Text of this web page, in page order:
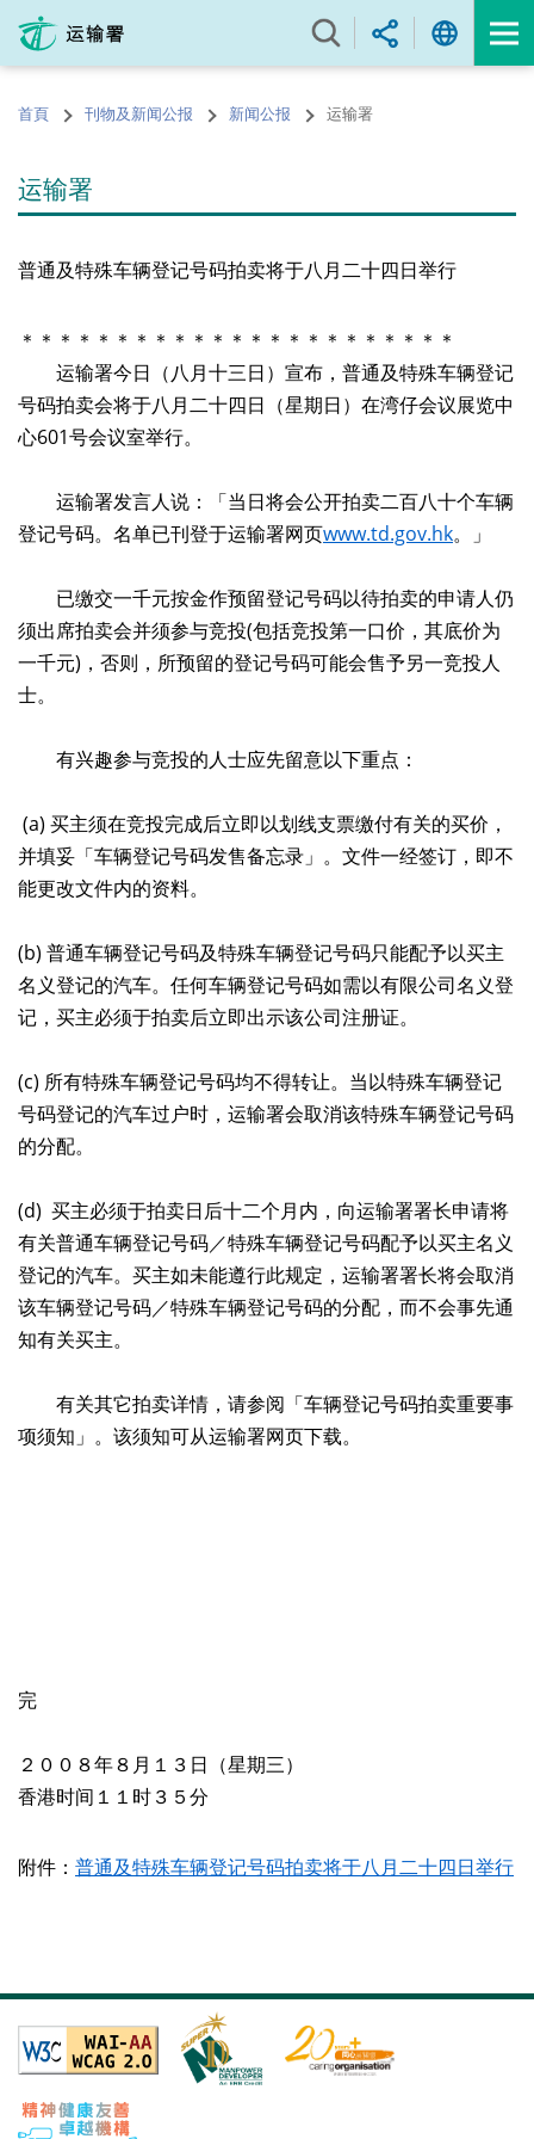
内
的首頁 刊物及新闻公报 新闻公报 运输署
运输署
普通及特殊车辆登记号码拍卖将于八月二十四日举行
＊＊＊＊＊＊＊＊＊＊＊＊＊＊＊＊＊＊＊＊＊＊＊
运输署今日（八月十三日）宣布，普通及特殊车辆登记
号码拍卖会将于八月二十四日（星期日）在湾仔会议展览中
心601号会议室举行。
运输署发言人说：「当日将会公开拍卖二百八十个车辆
登记号码。名单已刊登于运输署网页www.td.gov.hk。」
已缴交一千元按金作预留登记号码以待拍卖的申请人仍
须出席拍卖会并须参与竞投(包括竞投第一口价，其底价为
一千元)，否则，所预留的登记号码可能会售予另一竞投人
士。
有兴趣参与竞投的人士应先留意以下重点：
(a) 买主须在竞投完成后立即以划线支票缴付有关的买价，
并填妥「车辆登记号码发售备忘录」。文件一经签订，即不
能更改文件内的资料。
(b) 普通车辆登记号码及特殊车辆登记号码只能配予以买主
名义登记的汽车。任何车辆登记号码如需以有限公司名义登
记，买主必须于拍卖后立即出示该公司注册证。
(c) 所有特殊车辆登记号码均不得转让。当以特殊车辆登记
号码登记的汽车过户时，运输署会取消该特殊车辆登记号码
的分配。
(d) 买主必须于拍卖日后十二个月内，向运输署署长申请将
有关普通车辆登记号码／特殊车辆登记号码配予以买主名义
登记的汽车。买主如未能遵行此规定，运输署署长将会取消
该车辆登记号码／特殊车辆登记号码的分配，而不会事先通
知有关买主。
有关其它拍卖详情，请参阅「车辆登记号码拍卖重要事
项须知」。该须知可从运输署网页下载。
完
２００８年８月１３日（星期三）
香港时间１１时３５分
附件： 普通及特殊车辆登记号码拍卖将于八月二十四日举行